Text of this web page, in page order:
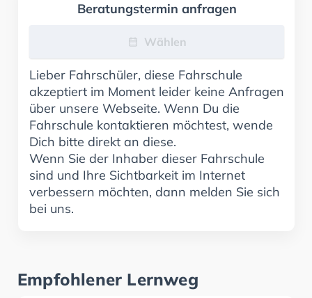
Beratungstermin anfragen
Wählen
Lieber Fahrschüler, diese Fahrschule
akzeptiert im Moment leider keine Anfragen
über unsere Webseite. Wenn Du die
Fahrschule kontaktieren möchtest, wende
Dich bitte direkt an diese.
Wenn Sie der Inhaber dieser Fahrschule
sind und Ihre Sichtbarkeit im Internet
verbessern möchten, dann melden Sie sich
bei uns.
Empfohlener Lernweg